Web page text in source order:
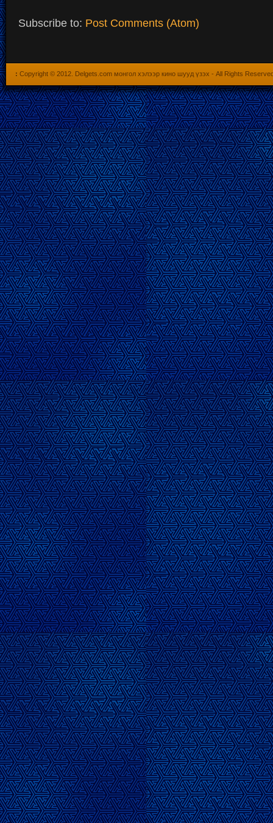
Subscribe to: Post Comments (Atom)
: Copyright © 2012. Delgets.com монгол хэлээр кино шууд үзэх - All Rights